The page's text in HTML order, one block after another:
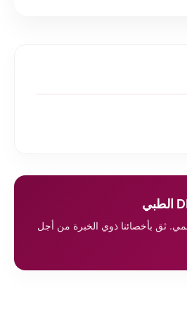
ثق بأخصائنا ذوي الخبرة من أجل